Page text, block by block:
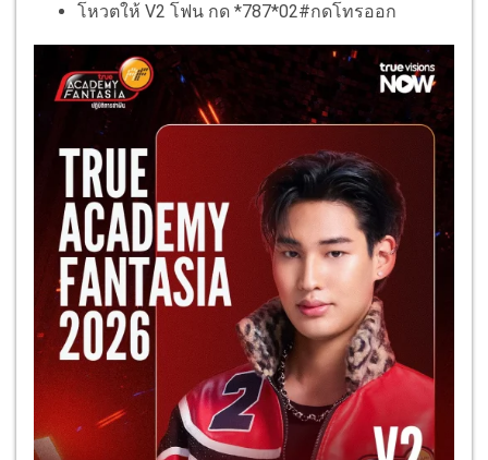
โหวตให้ V2 โฟน กด *787*02#กดโทรออก